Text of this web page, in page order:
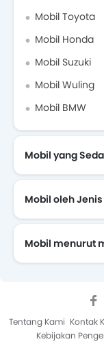
Mobil Toyota
Mobil Honda
Mobil Suzuki
Mobil Wuling
Mobil BMW
Mobil yang
Mobil oleh
Mobil menurut
Tentang Kami Kontak
Kebijakan